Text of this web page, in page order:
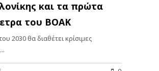
και τα πρώτα
του ΒΟΑΚ
2030 θα διαθέτει κρίσιμες